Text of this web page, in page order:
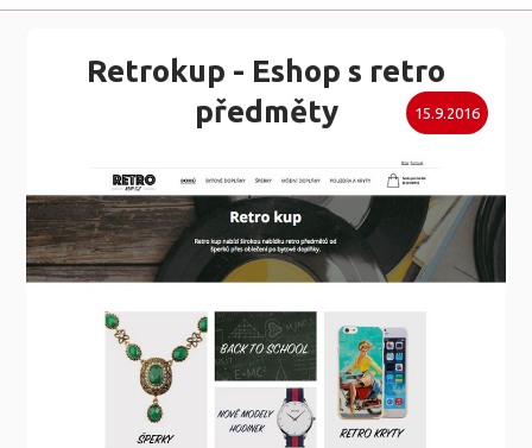
Retrokup - Eshop s retro
předměty
15.9.2016